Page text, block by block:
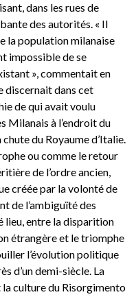
dans les rues de
des autorités. « Il
la population milanaise
impossible de se
», commentait en
discernait dans cet
de qui avait voulu
Milanais à l’endroit du
du Royaume d’Italie.
ou comme le retour
de l’ordre ancien,
créée par la volonté de
de l’ambiguïté des
lieu, entre la disparition
étrangère et le triomphe
l’évolution politique
d’un demi-siècle. La
la culture du Risorgimento